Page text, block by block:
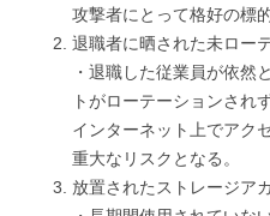
攻撃者にとって格好の標
退職者に晒された未ロー
・退職した従業員が依然
トがローテーションされ
インターネット上でアク
重大なリスクとなる。
放置されたストレージア